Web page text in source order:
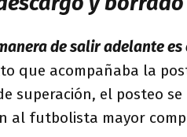
de salir adelante
que acompañaba la
superación, el posteo
al futbolista mayor